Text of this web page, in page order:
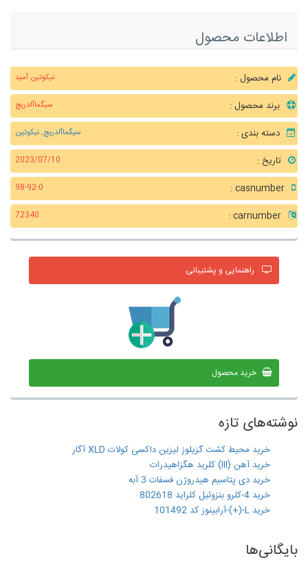
اطلاعات محصول
نام محصول : نیکوتین آمید
برند محصول : سیگماآلدریچ
دسته بندی : سیگماآلدریچ,نیکوتین
تاریخ : 2023/07/10
98-92-0
72340
راهنمایی و پشتیبانی
خرید محصول
نوشته‌های تازه
خرید محیط کشت گزیلوز لیزین داکسی کولات XLD آگار
خرید آهن (III) کلرید هگزاهیدرات
خرید دی پتاسیم هیدروژن فسفات 3 آبه
خرید 4-کلرو بنزوئیل کلراید 802618
خرید L-(+)-آرابینوز کد 101492
بایگانی‌ها